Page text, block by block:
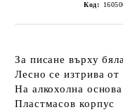
Код:
За писане върху
Лесно се изтрива
На aлкохолна основа
Пластмасов корпус